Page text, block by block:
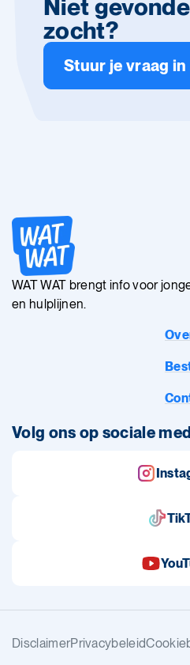
Niet
zocht?
Stuur je vraag in
WAT WAT brengt info voor
en hulplijnen.
Volg ons op sociale
DisclaimerPrivacybeleid